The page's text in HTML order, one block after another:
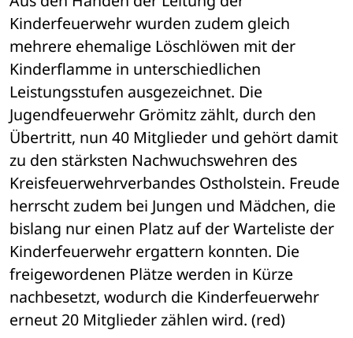
Kinderfeuerwehr wurden zudem gleich
mehrere ehemalige Löschlöwen mit der
Kinderflamme in unterschiedlichen
Leistungsstufen ausgezeichnet. Die
Jugendfeuerwehr Grömitz zählt, durch den
Übertritt, nun 40 Mitglieder und gehört damit
zu den stärksten Nachwuchswehren des
Kreisfeuerwehrverbandes Ostholstein. Freude
herrscht zudem bei Jungen und Mädchen, die
bislang nur einen Platz auf der Warteliste der
Kinderfeuerwehr ergattern konnten. Die
freigewordenen Plätze werden in Kürze
nachbesetzt, wodurch die Kinderfeuerwehr
erneut 20 Mitglieder zählen wird. (red)